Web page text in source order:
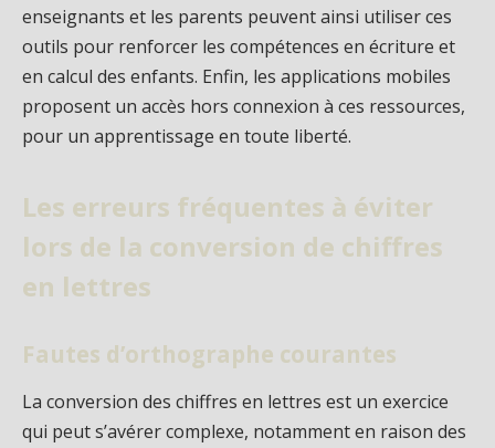
enseignants et les parents peuvent ainsi utiliser ces
outils pour renforcer les compétences en écriture et
en calcul des enfants. Enfin, les applications mobiles
proposent un accès hors connexion à ces ressources,
pour un apprentissage en toute liberté.
Les erreurs fréquentes à éviter
lors de la conversion de chiffres
en lettres
Fautes d’orthographe courantes
La conversion des chiffres en lettres est un exercice
qui peut s’avérer complexe, notamment en raison des